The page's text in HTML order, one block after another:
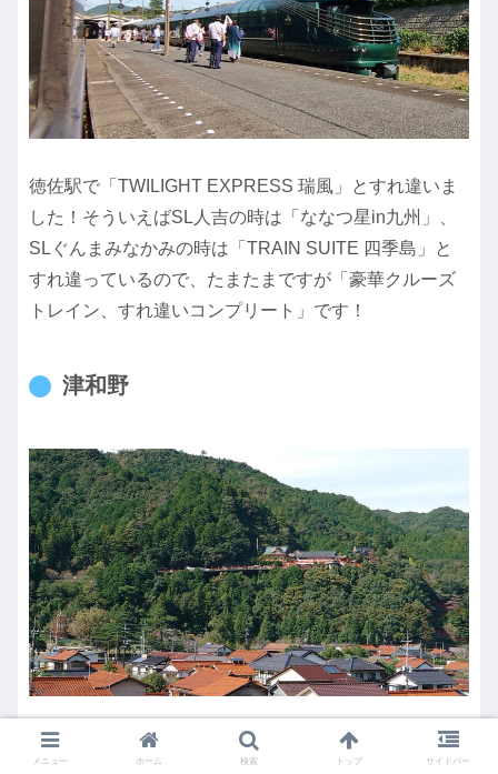
徳佐駅で「TWILIGHT EXPRESS 瑞風」とすれ違いま
した！そういえばSL人吉の時は「ななつ星in九州」、
SLぐんまみなかみの時は「TRAIN SUITE 四季島」と
すれ違っているので、たまたまですが「豪華クルーズ
トレイン、すれ違いコンプリート」です！
津和野
トンネルを抜けたら津和野。山口県の名所のイメージ
メニュー ホーム 検索 トップ サイドバー